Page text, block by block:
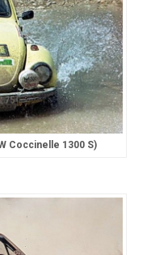
Coccinelle 1300 S)